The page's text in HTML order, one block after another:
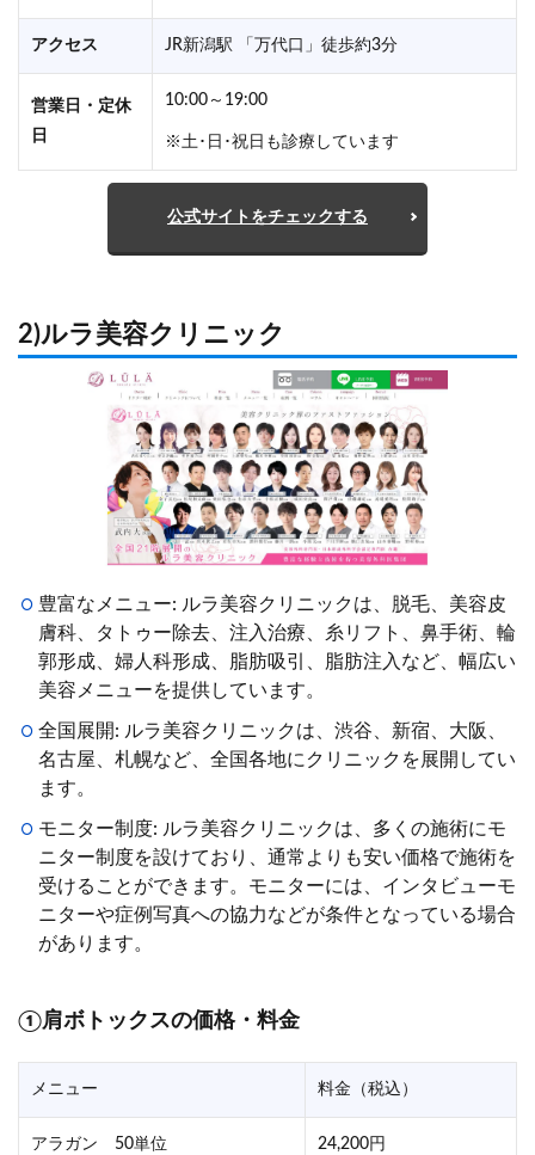
アクセス JR新潟駅 「万代口」徒歩約3分
営業日・定休
日
10:00～19:00
※土･日･祝日も診療しています
公式サイトをチェックする
2)ルラ美容クリニック
豊富なメニュー: ルラ美容クリニックは、脱毛、美容皮
膚科、タトゥー除去、注入治療、糸リフト、鼻手術、輪
郭形成、婦人科形成、脂肪吸引、脂肪注入など、幅広い
美容メニューを提供しています。
全国展開: ルラ美容クリニックは、渋谷、新宿、大阪、
名古屋、札幌など、全国各地にクリニックを展開してい
ます。
モニター制度: ルラ美容クリニックは、多くの施術にモ
ニター制度を設けており、通常よりも安い価格で施術を
受けることができます。モニターには、インタビューモ
ニターや症例写真への協力などが条件となっている場合
があります。
①肩ボトックスの価格・料金
メニュー 料金（税込）
アラガン 50単位 24,200円